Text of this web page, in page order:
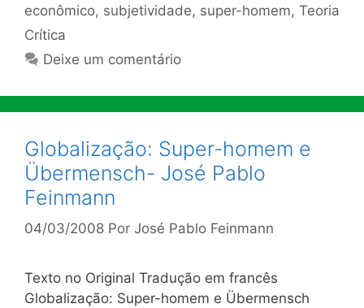
econômico, subjetividade, super-homem, Teoria
Crítica
Deixe um comentário
Globalização: Super-homem e
Übermensch- José Pablo
Feinmann
04/03/2008 Por José Pablo Feinmann
Texto no Original Tradução em francês
Globalização: Super-homem e Übermensch